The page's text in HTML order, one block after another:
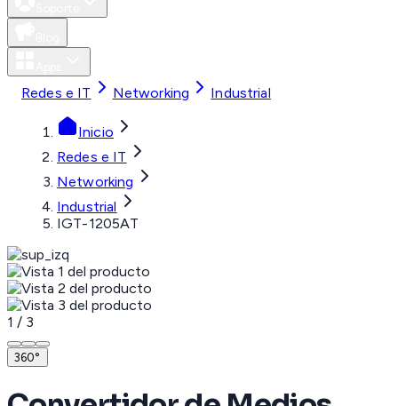
Redes e IT Networking Industrial
Inicio
Redes e IT
Networking
Industrial
IGT-1205AT
1 / 3
360°